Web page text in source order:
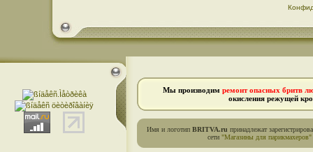
Мы производим ремонт опасных бритв
окисления режущей
Имя и логотип BRITVA.ru принадлежат
сети "Магазины для парикмахеров"